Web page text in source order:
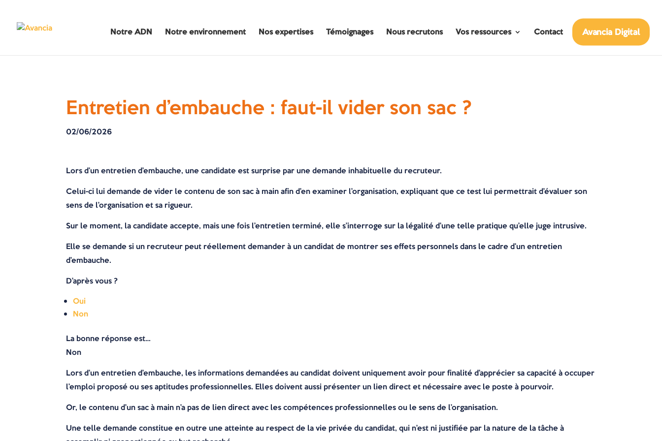
Notre ADN Notre environnement Nos expertises Témoignages Nous recrutons Vos ressources Contact Avancia Digital
Entretien d’embauche : faut-il vider son sac ?
02/06/2026
Lors d’un entretien d’embauche, une candidate est surprise par une demande inhabituelle du recruteur.
Celui-ci lui demande de vider le contenu de son sac à main afin d’en examiner l’organisation, expliquant que ce test lui permettrait d’évaluer son
sens de l’organisation et sa rigueur.
Sur le moment, la candidate accepte, mais une fois l’entretien terminé, elle s’interroge sur la légalité d’une telle pratique qu’elle juge intrusive.
Elle se demande si un recruteur peut réellement demander à un candidat de montrer ses effets personnels dans le cadre d’un entretien
d’embauche.
D’après vous ?
Oui
Non
La bonne réponse est…
Non
Lors d’un entretien d’embauche, les informations demandées au candidat doivent uniquement avoir pour finalité d’apprécier sa capacité à occuper
l’emploi proposé ou ses aptitudes professionnelles. Elles doivent aussi présenter un lien direct et nécessaire avec le poste à pourvoir.
Or, le contenu d’un sac à main n’a pas de lien direct avec les compétences professionnelles ou le sens de l’organisation.
Une telle demande constitue en outre une atteinte au respect de la vie privée du candidat, qui n’est ni justifiée par la nature de la tâche à